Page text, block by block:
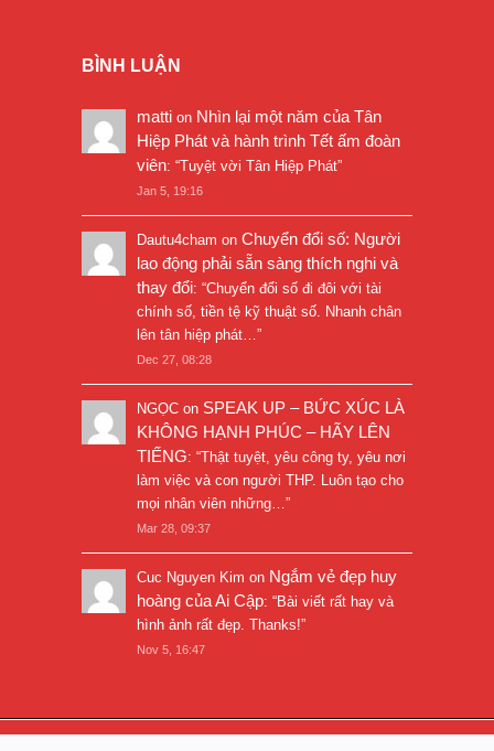
BÌNH LUẬN
matti on Nhìn lại một năm của Tân
Hiệp Phát và hành trình Tết ấm đoàn
viên: “Tuyệt vời Tân Hiệp Phát”
Jan 5, 19:16
Dautu4cham on Chuyển đổi số: Người
lao động phải sẵn sàng thích nghi và
thay đổi: “Chuyển đổi số đi đôi với tài
chính số, tiền tệ kỹ thuật số. Nhanh chân
lên tân hiệp phát… ”
Dec 27, 08:28
NGỌC on SPEAK UP – BỨC XÚC LÀ
KHÔNG HẠNH PHÚC – HÃY LÊN
TIẾNG: “Thật tuyệt, yêu công ty, yêu nơi
làm việc và con người THP. Luôn tạo cho
mọi nhân viên những… ”
Mar 28, 09:37
Cuc Nguyen Kim on Ngắm vẻ đẹp huy
hoàng của Ai Cập: “Bài viết rất hay và
hình ảnh rất đẹp. Thanks!”
Nov 5, 16:47